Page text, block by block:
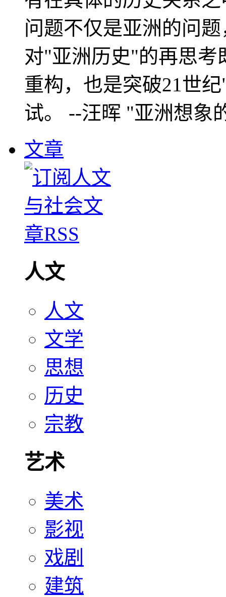
问题不仅是亚洲的问
对"亚洲历史"的再思考
重构，也是突破21世
试。 --汪晖 "亚洲想象
文章
人文
人文
文学
思想
历史
宗教
艺术
美术
影视
戏剧
建筑